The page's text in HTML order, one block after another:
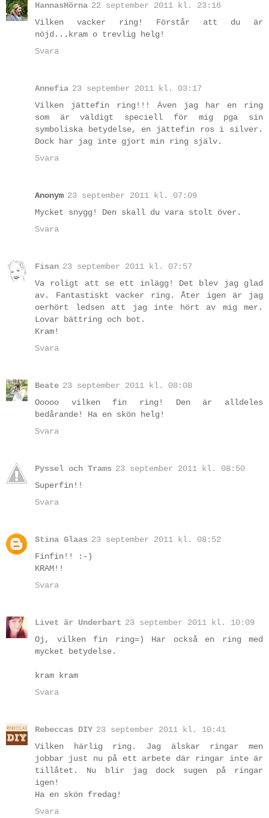
HannasHörna 22 september 2011 kl. 23:16
Vilken vacker ring! Förstår att du är
nöjd...kram o trevlig helg!
Svara
Annefia 23 september 2011 kl. 03:17
Vilken jättefin ring!!! Även jag har en ring
som är väldigt speciell för mig pga sin
symboliska betydelse, en jättefin ros i silver.
Dock har jag inte gjort min ring själv.
Svara
Anonym 23 september 2011 kl. 07:09
Mycket snygg! Den skall du vara stolt över.
Svara
Fisan 23 september 2011 kl. 07:57
Va roligt att se ett inlägg! Det blev jag glad
av. Fantastiskt vacker ring. Åter igen är jag
oerhört ledsen att jag inte hört av mig mer.
Lovar bättring och bot.
Kram!
Svara
Beate 23 september 2011 kl. 08:08
Ooooo vilken fin ring! Den är alldeles
bedårande! Ha en skön helg!
Svara
Pyssel och Trams 23 september 2011 kl. 08:50
Superfin!!
Svara
Stina Glaas 23 september 2011 kl. 08:52
Finfin!! :-)
KRAM!!
Svara
Livet är Underbart 23 september 2011 kl. 10:09
Oj, vilken fin ring=) Har också en ring med
mycket betydelse.
kram kram
Svara
Rebeccas DIY 23 september 2011 kl. 10:41
Vilken härlig ring. Jag älskar ringar men
jobbar just nu på ett arbete där ringar inte är
tillåtet. Nu blir jag dock sugen på ringar
igen!
Ha en skön fredag!
Svara